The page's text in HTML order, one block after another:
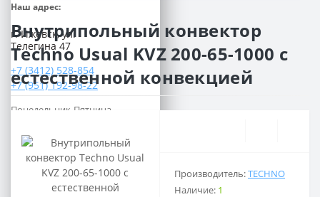
Наш адрес:
г. Ижевск, ул.
Телегина 47
+7 (3412) 528-854
+7 (951) 192-98-22
Понедельник-Пятница
Суббота
с 9.00 до 15.00
Воскресенье:
Выходной
Внутрипольный конвектор
Techno Usual KVZ 200-65-1000 с
естественной конвекцией
Производитель:TECHNO
Наличие: 1